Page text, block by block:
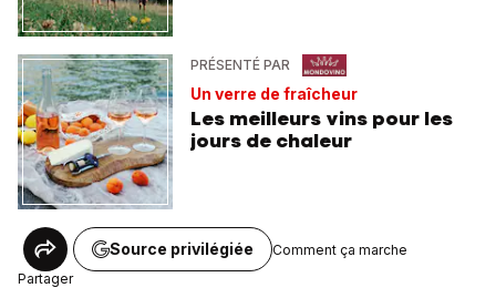
PRÉSENTÉ PAR
Un verre de fraîcheur
Les meilleurs vins pour les
jours de chaleur
Partager
Source privilégiée Comment ça marche